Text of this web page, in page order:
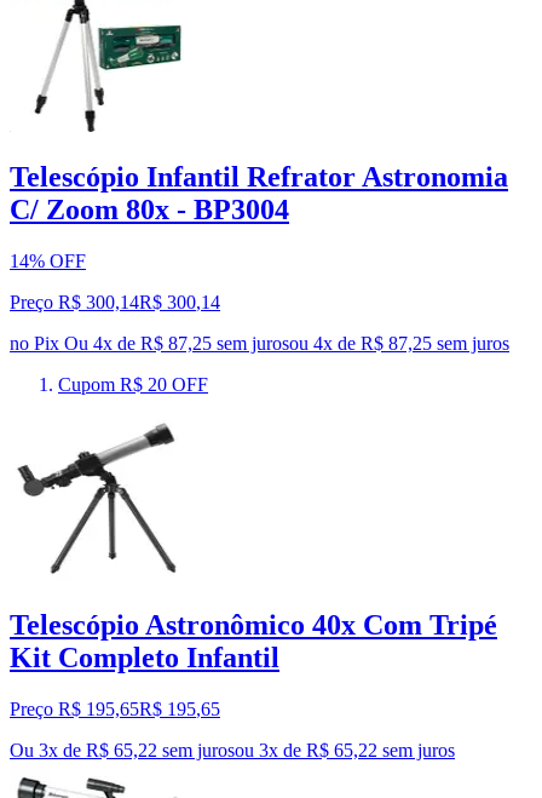
Telescópio Infantil Refrator Astronomia
C/ Zoom 80x - BP3004
14% OFF
Preço R$ 300,14R$ 300,14
no Pix Ou 4x de R$ 87,25 sem jurosou 4x de R$ 87,25 sem juros
Cupom R$ 20 OFF
Telescópio Astronômico 40x Com Tripé
Kit Completo Infantil
Preço R$ 195,65R$ 195,65
Ou 3x de R$ 65,22 sem jurosou 3x de R$ 65,22 sem juros